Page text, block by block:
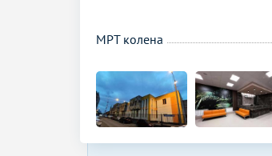
МРТ колена